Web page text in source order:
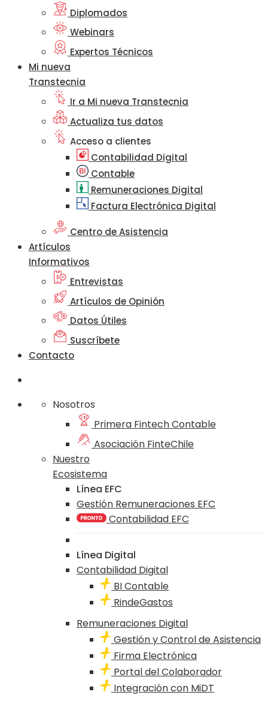
Diplomados
Webinars
Expertos Técnicos
Mi nueva
Transtecnia
Ir a Mi nueva Transtecnia
Actualiza tus datos
Acceso a clientes
Contabilidad Digital
Contable
Remuneraciones Digital
Factura Electrónica Digital
Centro de Asistencia
Artículos
Informativos
Entrevistas
Artículos de Opinión
Datos Útiles
Suscríbete
Contacto
Nosotros
Primera Fintech Contable
Asociación FinteChile
Nuestro
Ecosistema
Línea EFC
Gestión Remuneraciones EFC
Contabilidad EFC
Línea Digital
Contabilidad Digital
BI Contable
RindeGastos
Remuneraciones Digital
Gestión y Control de Asistencia
Firma Electrónica
Portal del Colaborador
Integración con MiDT